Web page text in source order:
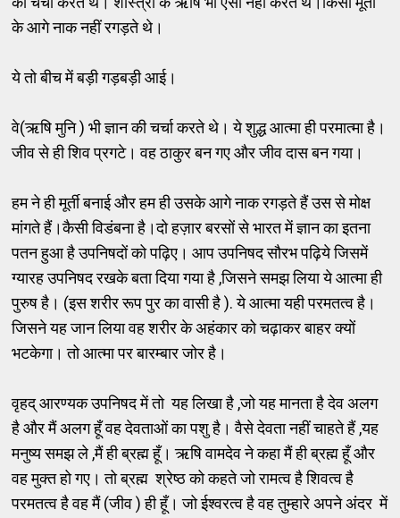
के आगे नाक नहीं रगड़ते थे।
ये तो बीच में बड़ी गड़बड़ी आई।
वे(ऋषि मुनि ) भी ज्ञान की चर्चा करते थे। ये शुद्ध आत्मा ही परमात्मा है।
जीव से ही शिव प्रगटे। वह ठाकुर बन गए और जीव दास बन गया।
हम ने ही मूर्ती बनाई और हम ही उसके आगे नाक रगड़ते हैं उस से मोक्ष
मांगते हैं।कैसी विडंबना है।दो हज़ार बरसों से भारत में ज्ञान का इतना
पतन हुआ है उपनिषदों को पढ़िए। आप उपनिषद सौरभ पढ़िये जिसमें
ग्यारह उपनिषद रखके बता दिया गया है ,जिसने समझ लिया ये आत्मा ही
पुरुष है। (इस शरीर रूप पुर का वासी है ). ये आत्मा यही परमतत्व है।
जिसने यह जान लिया वह शरीर के अहंकार को चढ़ाकर बाहर क्यों
भटकेगा। तो आत्मा पर बारम्बार जोर है।
वृहद् आरण्यक उपनिषद में तो यह लिखा है ,जो यह मानता है देव अलग
है और मैं अलग हूँ वह देवताओं का पशु है। वैसे देवता नहीं चाहते हैं ,यह
मनुष्य समझ ले ,मैं ही ब्रह्म हूँ। ऋषि वामदेव ने कहा मैं ही ब्रह्म हूँ और
वह मुक्त हो गए। तो ब्रह्म श्रेष्ठ को कहते जो रामत्व है शिवत्व है
परमतत्व है वह मैं (जीव ) ही हूँ। जो ईश्वरत्व है वह तुम्हारे अपने अंदर में